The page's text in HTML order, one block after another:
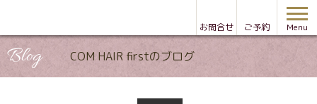
お問合せ ご予約 Menu
Blog COM HAIR firstのブログ